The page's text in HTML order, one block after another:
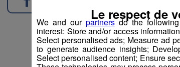
We and our partnersdo the following
interest: Store and/or access
Select personalised ads; Measure ad
to generate audience insights;
Select personalised content; Ensure
Le respect de